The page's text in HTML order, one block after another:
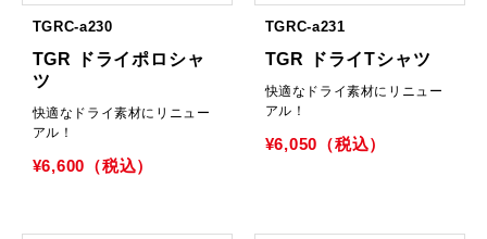
TGRC-a230
TGR ドライポロシャ
ツ
快適なドライ素材にリニュー
アル！
¥6,600（税込）
TGRC-a231
TGR ドライTシャツ
快適なドライ素材にリニュー
アル！
¥6,050（税込）